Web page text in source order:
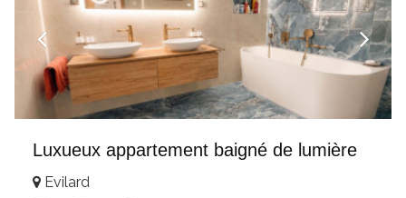
Luxueux appartement baigné de lumière
Evilard